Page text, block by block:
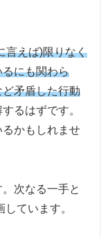
言えば)限りなく
にも関わら
矛盾した行動
るはずです。
かもしれませ
次なる一手と
ています。